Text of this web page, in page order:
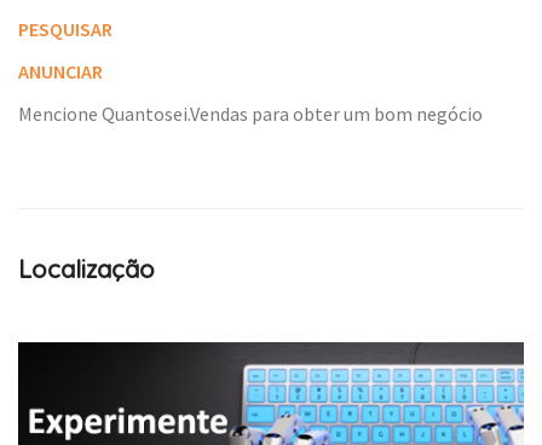
PESQUISAR
ANUNCIAR
Mencione Quantosei.Vendas para obter um bom negócio
Localização